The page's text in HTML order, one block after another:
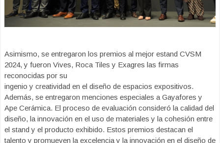
Asimismo, se entregaron los premios al mejor estand CVSM
2024, y fueron Vives, Roca Tiles y Exagres las firmas
reconocidas por su
ingenio y creatividad en el diseño de espacios expositivos.
Además, se entregaron menciones especiales a Gayafores y
Ape Cerámica. El proceso de evaluación consideró la calidad del
diseño, la innovación en el uso de materiales y la cohesión entre
el stand y el producto exhibido. Estos premios destacan el
talento y promueven la excelencia y la innovación en el diseño de